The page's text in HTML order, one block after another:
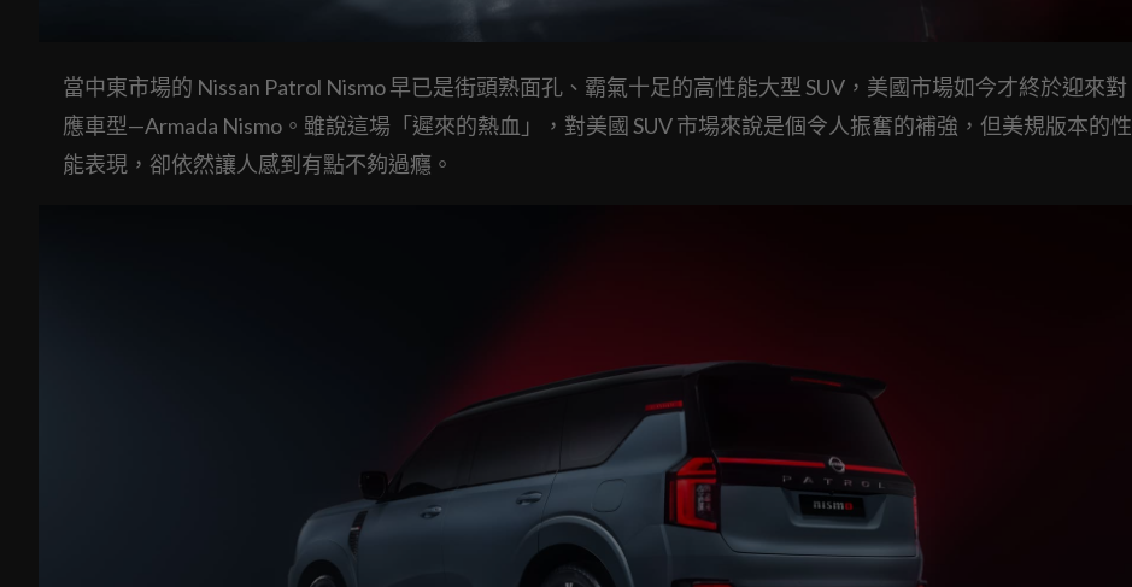
當中東市場的 Nissan Patrol Nismo 早已是街頭熟面孔、霸氣十足的高性能大型 SUV，美國市場如今才終於迎來對
應車型—Armada Nismo。雖說這場「遲來的熱血」，對美國 SUV 市場來說是個令人振奮的補強，但美規版本的性
能表現，卻依然讓人感到有點不夠過癮。